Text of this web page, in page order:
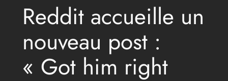
Reddit accueille un
nouveau post :
« Got him right